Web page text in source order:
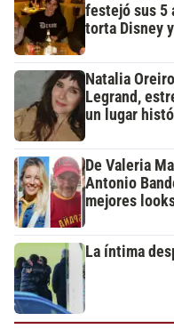
festejó sus 5
torta Disney
Natalia
Legrand,
un lugar
De Valeria
Antonio
mejores
La íntima